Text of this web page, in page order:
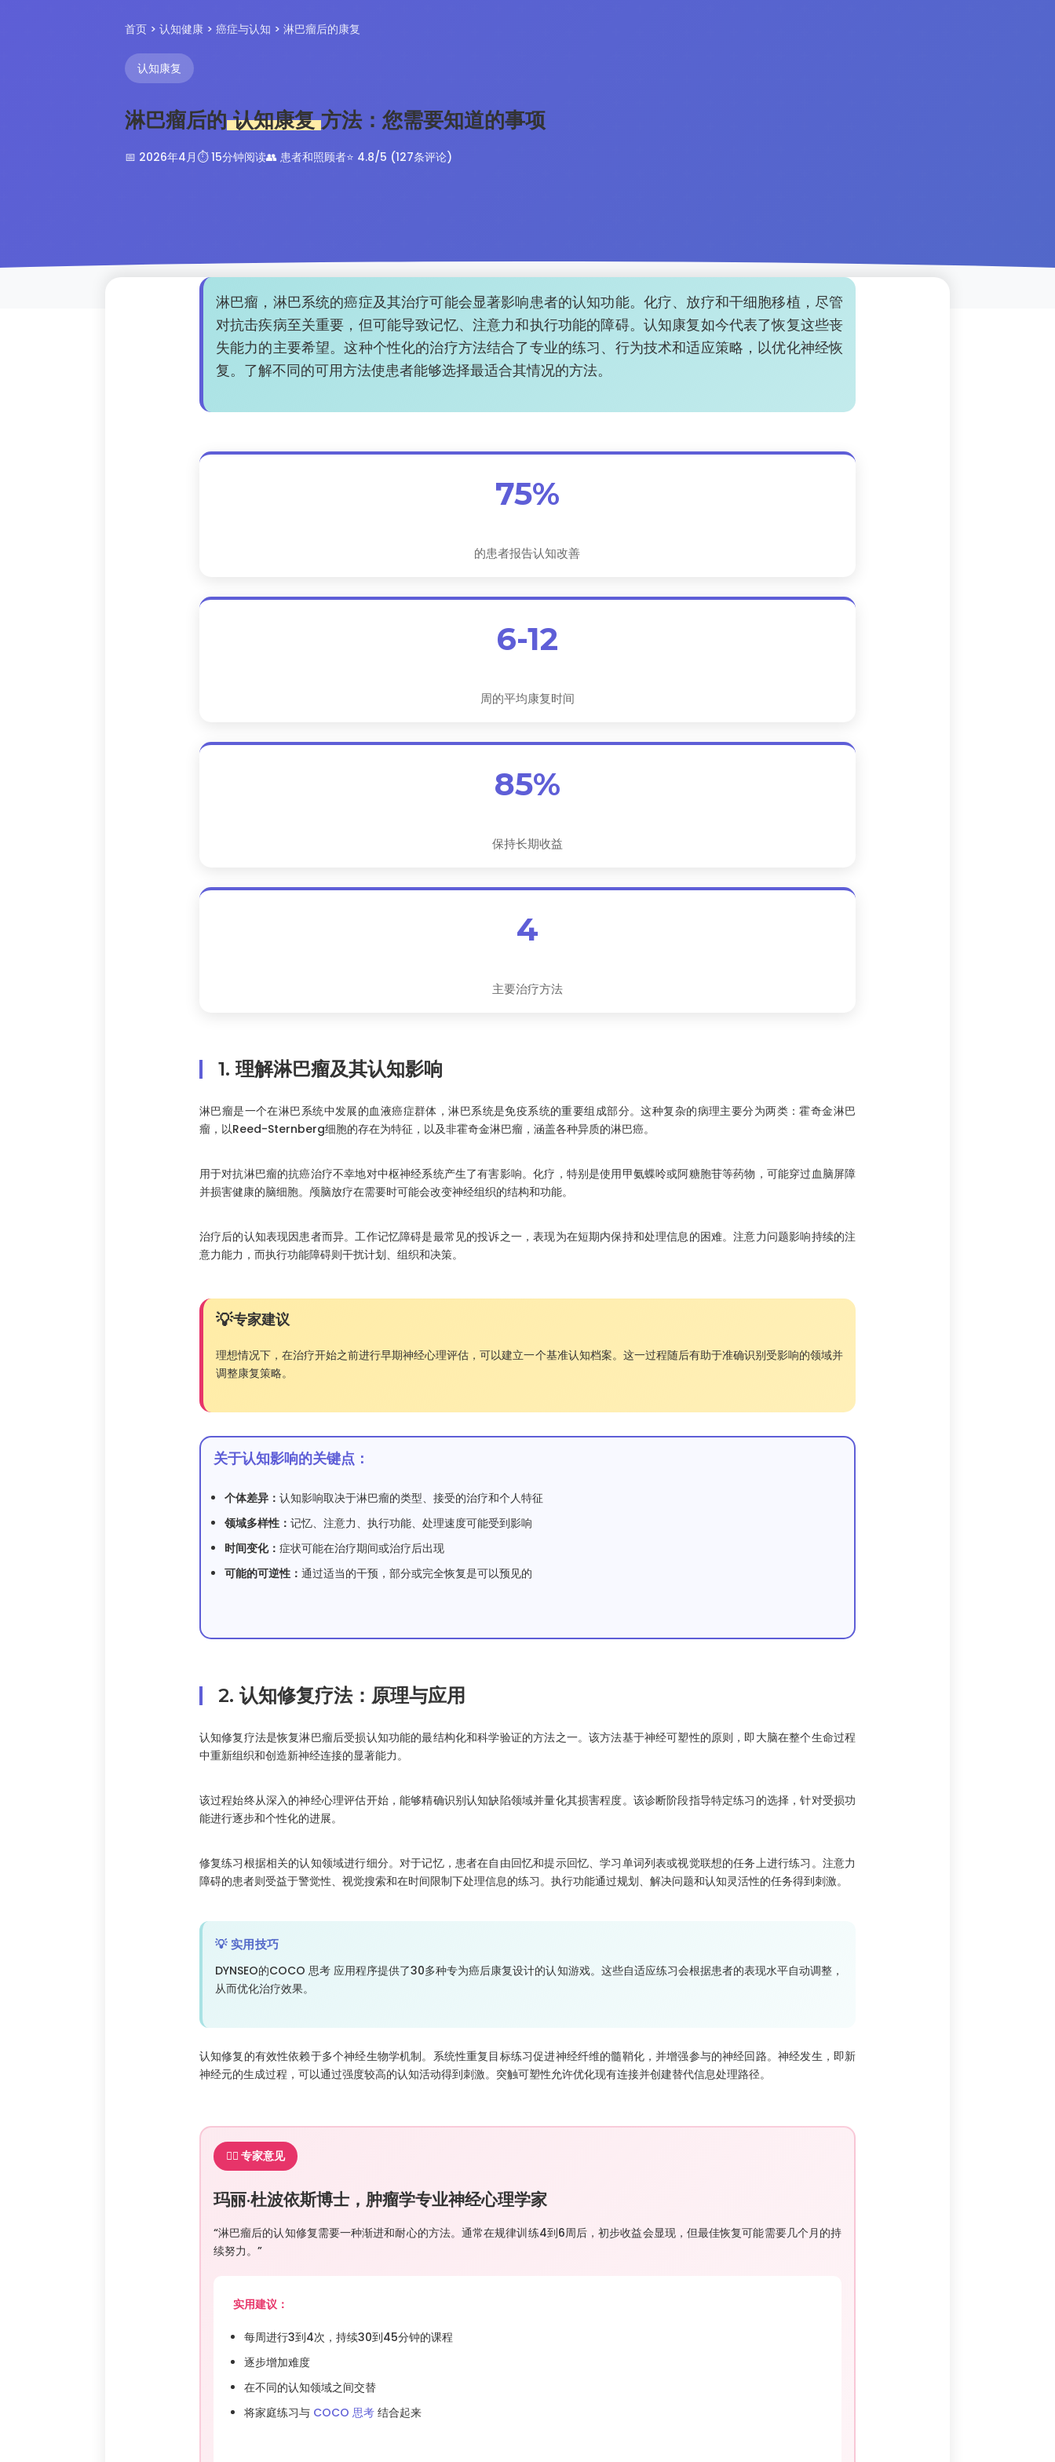
首页 >认知健康 >癌症与认知 > 淋巴瘤后的康复
认知康复
淋巴瘤后的 认知康复 方法：您需要知道的事项
📅 2026年4月 ⏱️ 15分钟阅读👥 患者和照顾者⭐ 4.8/5 (127条评论)
淋巴瘤，淋巴系统的癌症及其治疗可能会显著影响患者的认知功能。化疗、放疗和干细胞移植，尽管
对抗击疾病至关重要，但可能导致记忆、注意力和执行功能的障碍。认知康复如今代表了恢复这些丧
失能力的主要希望。这种个性化的治疗方法结合了专业的练习、行为技术和适应策略，以优化神经恢
复。了解不同的可用方法使患者能够选择最适合其情况的方法。
75%
的患者报告认知改善
6-12
周的平均康复时间
85%
保持长期收益
4
主要治疗方法
1. 理解淋巴瘤及其认知影响
淋巴瘤是一个在淋巴系统中发展的血液癌症群体，淋巴系统是免疫系统的重要组成部分。这种复杂的病理主要分为两类：霍奇金淋巴
瘤，以Reed-Sternberg细胞的存在为特征，以及非霍奇金淋巴瘤，涵盖各种异质的淋巴癌。
用于对抗淋巴瘤的抗癌治疗不幸地对中枢神经系统产生了有害影响。化疗，特别是使用甲氨蝶呤或阿糖胞苷等药物，可能穿过血脑屏障
并损害健康的脑细胞。颅脑放疗在需要时可能会改变神经组织的结构和功能。
治疗后的认知表现因患者而异。工作记忆障碍是最常见的投诉之一，表现为在短期内保持和处理信息的困难。注意力问题影响持续的注
意力能力，而执行功能障碍则干扰计划、组织和决策。
专家建议
理想情况下，在治疗开始之前进行早期神经心理评估，可以建立一个基准认知档案。这一过程随后有助于准确识别受影响的领域并
调整康复策略。
关于认知影响的关键点：
个体差异： 认知影响取决于淋巴瘤的类型、接受的治疗和个人特征
领域多样性： 记忆、注意力、执行功能、处理速度可能受到影响
时间变化： 症状可能在治疗期间或治疗后出现
可能的可逆性： 通过适当的干预，部分或完全恢复是可以预见的
2. 认知修复疗法：原理与应用
认知修复疗法是恢复淋巴瘤后受损认知功能的最结构化和科学验证的方法之一。该方法基于神经可塑性的原则，即大脑在整个生命过程
中重新组织和创造新神经连接的显著能力。
该过程始终从深入的神经心理评估开始，能够精确识别认知缺陷领域并量化其损害程度。该诊断阶段指导特定练习的选择，针对受损功
能进行逐步和个性化的进展。
修复练习根据相关的认知领域进行细分。对于记忆，患者在自由回忆和提示回忆、学习单词列表或视觉联想的任务上进行练习。注意力
障碍的患者则受益于警觉性、视觉搜索和在时间限制下处理信息的练习。执行功能通过规划、解决问题和认知灵活性的任务得到刺激。
💡 实用技巧
DYNSEO的COCO 思考 应用程序提供了30多种专为癌后康复设计的认知游戏。这些自适应练习会根据患者的表现水平自动调整，
从而优化治疗效果。
认知修复的有效性依赖于多个神经生物学机制。系统性重复目标练习促进神经纤维的髓鞘化，并增强参与的神经回路。神经发生，即新
神经元的生成过程，可以通过强度较高的认知活动得到刺激。突触可塑性允许优化现有连接并创建替代信息处理路径。
👨‍⚕️ 专家意见
玛丽·杜波依斯博士，肿瘤学专业神经心理学家
“淋巴瘤后的认知修复需要一种渐进和耐心的方法。通常在规律训练4到6周后，初步收益会显现，但最佳恢复可能需要几个月的持
续努力。”
实用建议：
每周进行3到4次，持续30到45分钟的课程
逐步增加难度
在不同的认知领域之间交替
将家庭练习与 COCO 思考结合起来